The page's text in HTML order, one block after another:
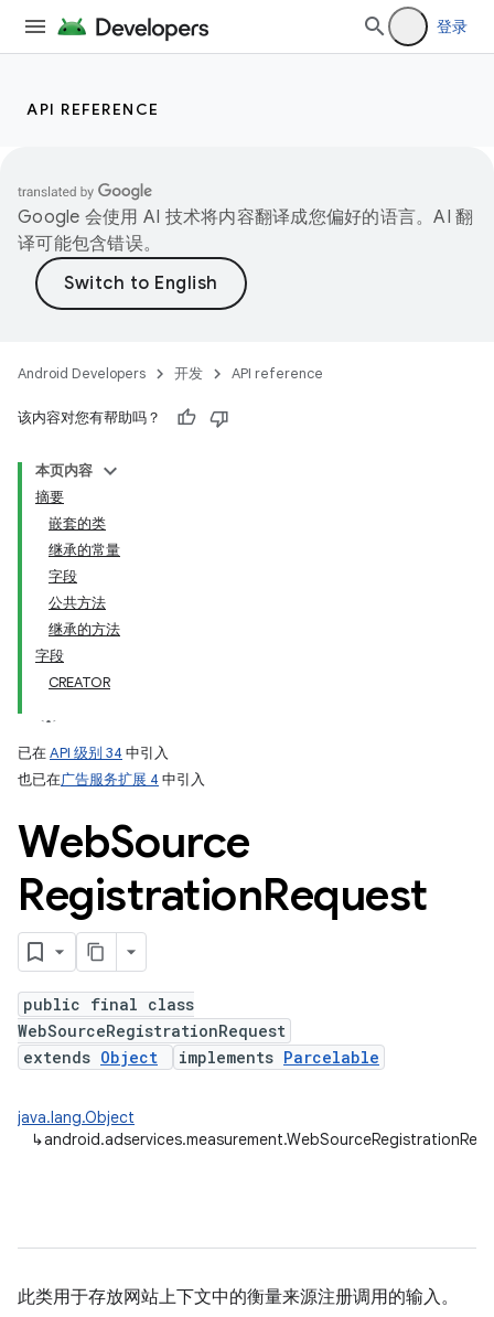
登录
API REFERENCE
Google 会使用 AI 技术将内容翻译成您偏好的语言。AI 翻
译可能包含错误。
Android Developers 开发 API reference
该内容对您有帮助吗？
本页内容
摘要
嵌套的类
继承的常量
字段
公共方法
继承的方法
字段
CREATOR
已在API 级别 34 中引入
也已在广告服务扩展 4 中引入
WebSource
RegistrationRequest
public final class
WebSourceRegistrationRequest
extends Object implements Parcelable
java.lang.Object
↳
此类用于存放网站上下文中的衡量来源注册调用的输入。